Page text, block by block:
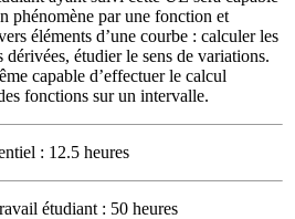
phénomène par une fonction et
éléments d’une courbe : calculer les
dérivées, étudier le sens de variations.
capable d’effectuer le calcul
fonctions sur un intervalle.
: 12.5 heures
étudiant : 50 heures